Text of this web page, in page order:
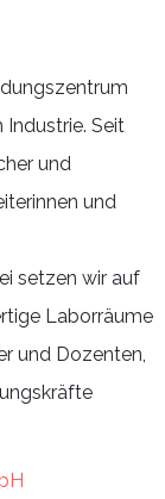
Seit
und
und
setzen wir auf
Laborräume
und Dozenten,